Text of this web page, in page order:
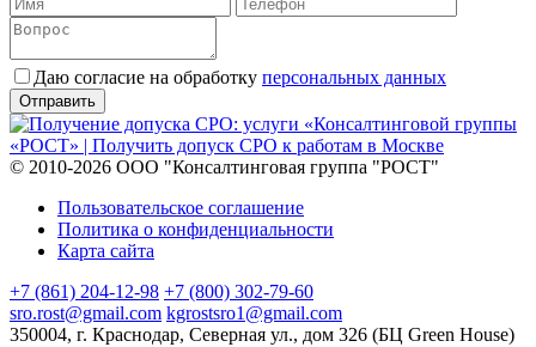
Даю согласие на обработку персональных данных
© 2010-2026 ООО "Консалтинговая группа "РОСТ"
Пользовательское соглашение
Политика о конфиденциальности
Карта сайта
+7 (861) 204-12-98 +7 (800) 302-79-60
sro.rost@gmail.com kgrostsro1@gmail.com
350004, г. Краснодар, Северная ул., дом 326 (БЦ Green House)